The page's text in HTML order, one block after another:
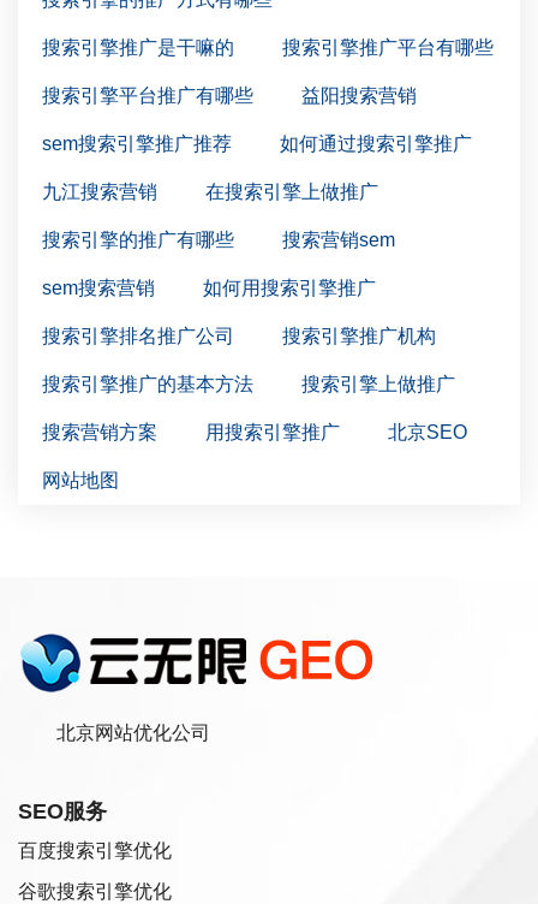
搜索引擎推广是干嘛的 搜索引擎推广平台有哪些
搜索引擎平台推广有哪些 益阳搜索营销
sem搜索引擎推广推荐 如何通过搜索引擎推广
九江搜索营销 在搜索引擎上做推广
搜索引擎的推广有哪些 搜索营销sem
sem搜索营销 如何用搜索引擎推广
搜索引擎排名推广公司 搜索引擎推广机构
搜索引擎推广的基本方法 搜索引擎上做推广
搜索营销方案 用搜索引擎推广 北京SEO
网站地图
北京网站优化公司
SEO服务
百度搜索引擎优化
谷歌搜索引擎优化